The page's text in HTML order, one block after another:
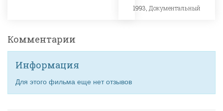
1993,Документальный
Комментарии
Информация
Для этого фильма еще нет отзывов